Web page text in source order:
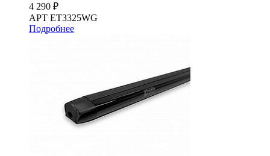
4 290 ₽
АРТ ET3325WG
Подробнее